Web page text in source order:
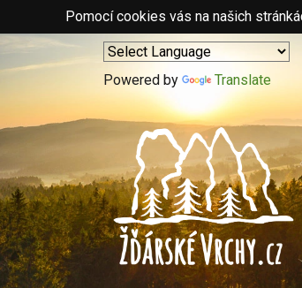
Pomocí cookies vás na našich
Powered by Translate